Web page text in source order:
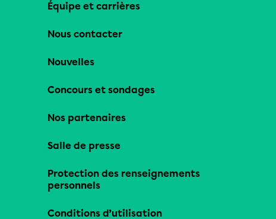
Équipe et carrières
Nous contacter
Nouvelles
Concours et sondages
Nos partenaires
Salle de presse
Protection des renseignements
personnels
Conditions d’utilisation